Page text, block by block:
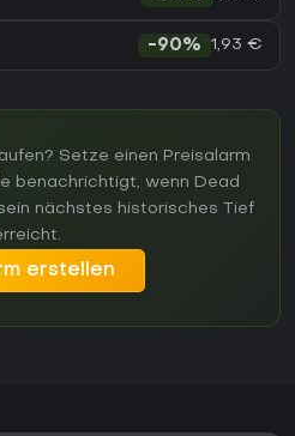
-90% 1,93 €
Setze einen Preisalarm
benachrichtigt, wenn Dead
nächstes historisches Tief
erstellen